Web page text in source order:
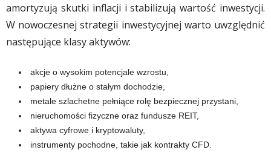
amortyzują skutki inflacji i stabilizują wartość inwestycji.
W nowoczesnej strategii inwestycyjnej warto uwzględnić
następujące klasy aktywów:
akcje o wysokim potencjale wzrostu,
papiery dłużne o stałym dochodzie,
metale szlachetne pełniące rolę bezpiecznej przystani,
nieruchomości fizyczne oraz fundusze REIT,
aktywa cyfrowe i kryptowaluty,
instrumenty pochodne, takie jak kontrakty CFD.